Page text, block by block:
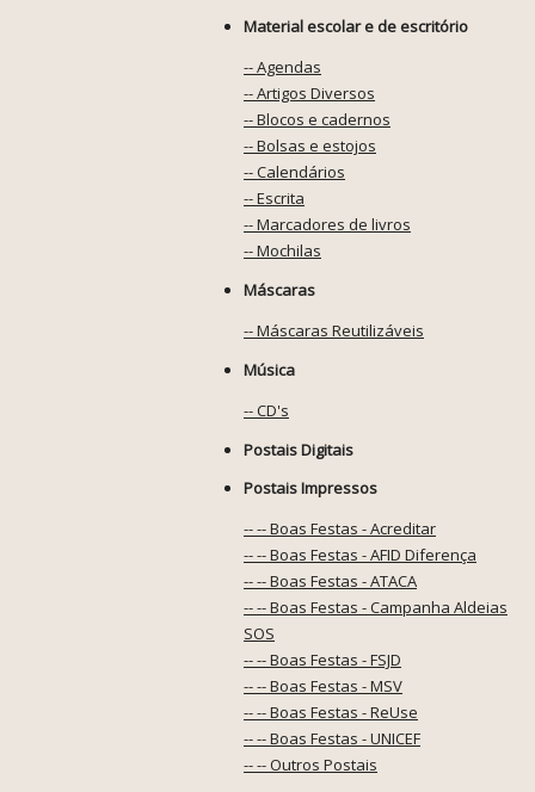
Material escolar e de escritório
-- Agendas
-- Artigos Diversos
-- Blocos e cadernos
-- Bolsas e estojos
-- Calendários
-- Escrita
-- Marcadores de livros
-- Mochilas
Máscaras
-- Máscaras Reutilizáveis
Música
-- CD's
Postais Digitais
Postais Impressos
-- -- Boas Festas - Acreditar
-- -- Boas Festas - AFID Diferença
-- -- Boas Festas - ATACA
-- -- Boas Festas - Campanha Aldeias
SOS
-- -- Boas Festas - FSJD
-- -- Boas Festas - MSV
-- -- Boas Festas - ReUse
-- -- Boas Festas - UNICEF
-- -- Outros Postais